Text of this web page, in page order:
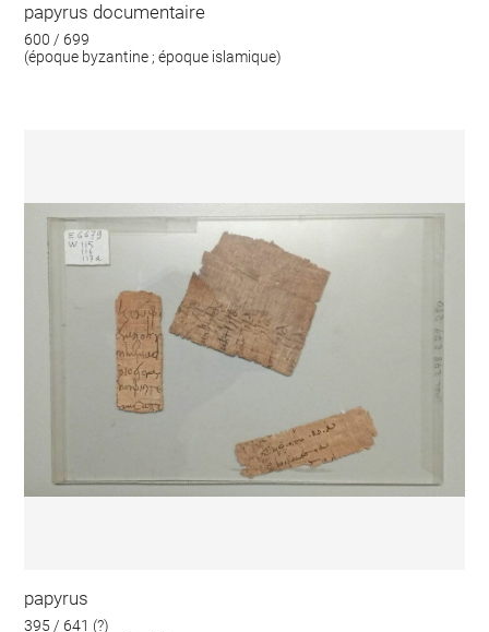
papyrus documentaire
600 / 699
(époque byzantine ; époque islamique)
papyrus
395 / 641 (?)